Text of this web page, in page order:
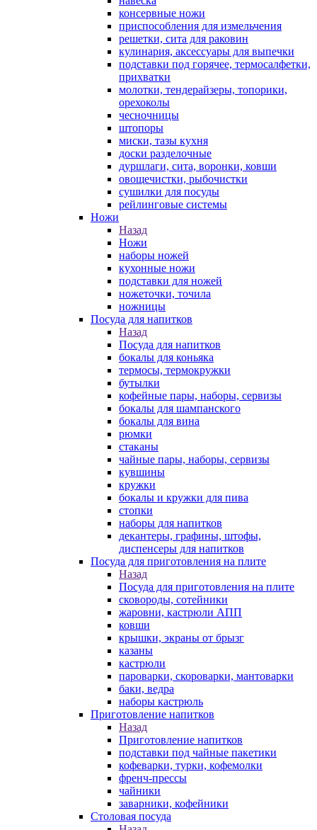
консервные ножи
приспособления для измельчения
решетки, сита для раковин
кулинария, аксессуары для выпечки
подставки под горячее, термосалфетки,
прихватки
молотки, тендерайзеры, топорики,
орехоколы
чесночницы
штопоры
миски, тазы кухня
доски разделочные
дуршлаги, сита, воронки, ковши
овощечистки, рыбочистки
сушилки для посуды
рейлинговые системы
Ножи
Назад
Ножи
наборы ножей
кухонные ножи
подставки для ножей
ножеточки, точила
ножницы
Посуда для напитков
Назад
Посуда для напитков
бокалы для коньяка
термосы, термокружки
бутылки
кофейные пары, наборы, сервизы
бокалы для шампанского
бокалы для вина
рюмки
стаканы
чайные пары, наборы, сервизы
кувшины
кружки
бокалы и кружки для пива
стопки
наборы для напитков
декантеры, графины, штофы,
диспенсеры для напитков
Посуда для приготовления на плите
Назад
Посуда для приготовления на плите
сковороды, сотейники
жаровни, кастрюли АПП
ковши
крышки, экраны от брызг
казаны
кастрюли
пароварки, скороварки, мантоварки
баки, ведра
наборы кастрюль
Приготовление напитков
Назад
Приготовление напитков
подставки под чайные пакетики
кофеварки, турки, кофемолки
френч-прессы
чайники
заварники, кофейники
Столовая посуда